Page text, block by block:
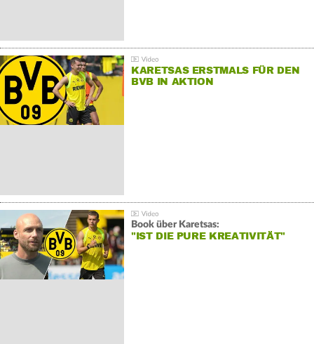
KARETSAS ERSTMALS FÜR DEN
BVB IN AKTION
Book über Karetsas:
"IST DIE PURE KREATIVITÄT"